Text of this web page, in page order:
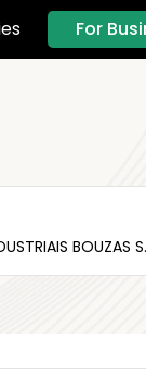
For
BOUZAS